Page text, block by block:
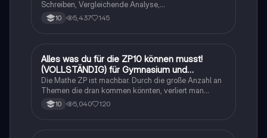
Schreiben, Vergleichende Analyse,
Sachtexte/Roman/Gedicht..
10 5,437 145
Mathe
Alles was du für die ZP10 können musst!
(VOLLSTÄNDIG) für Gymnasium und
Realschule
Die Mathe ZP ist machbar. Durch die große Anzahl an
Themen die dran kommen könnten, verliert man
schnell den Überblick. Also habe ich von den kleinsten
Themen bis hin zu den größten alles
10 5,040 120